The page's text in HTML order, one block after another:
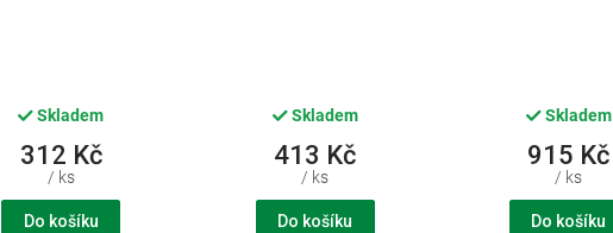
Skladem
312 Kč
/ ks
Do košíku
Skladem
413 Kč
/ ks
Do košíku
Skladem
915 Kč
/ ks
Do košíku